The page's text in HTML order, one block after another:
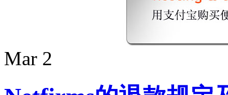
Mar 2